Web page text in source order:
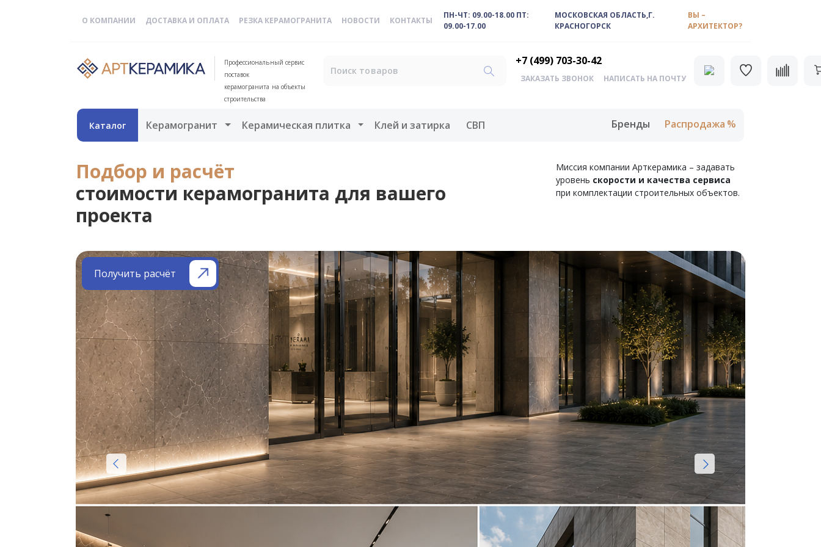
О КОМПАНИИ ДОСТАВКА И ОПЛАТА РЕЗКА КЕРАМОГРАНИТА НОВОСТИ КОНТАКТЫ
ПН-ЧТ: 09.00-18.00 ПТ:
09.00-17.00
МОСКОВСКАЯ ОБЛАСТЬ,Г.
КРАСНОГОРСК
ВЫ –
АРХИТЕКТОР?
Профессиональный сервис
поставок
керамогранита на объекты
строительства
+7 (499) 703-30-42
ЗАКАЗАТЬ ЗВОНОК НАПИСАТЬ НА ПОЧТУ
Каталог Керамогранит Открыть меню
Керамическая плитка Открыть меню
Клей и затирка СВП Бренды Распродажа
Подбор и расчёт
стоимости керамогранита для вашего
проекта
Миссия компании Арткерамика – задавать
уровень скорости и качества сервиса
при комплектации строительных объектов.
Получить расчёт